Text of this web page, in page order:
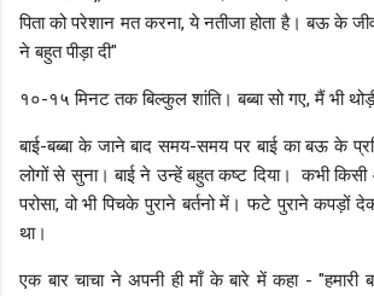
पिता को परेशान मत करना, ये नतीजा होता है। बऊ के
ने बहुत पीड़ा दी"
१०-१५ मिनट तक बिल्कुल शांति। बब्बा सो गए, मैं भी
बाई-बब्बा के जाने बाद समय-समय पर बाई का बऊ के
लोगों से सुना। बाई ने उन्हें बहुत कष्ट दिया। कभी
परोसा, वो भी पिचके पुराने बर्तनो में। फटे पुराने कपड़ों
था।
एक बार चाचा ने अपनी ही माँ के बारे में कहा - "हमारी